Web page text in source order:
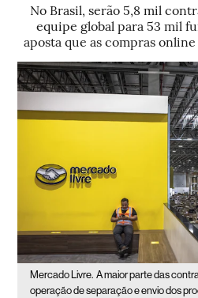
No Brasil, serão 5,8 mil
equipe global para 53 mil
aposta que as compras
Mercado Livre. A maior parte das
operação de separação e envio dos